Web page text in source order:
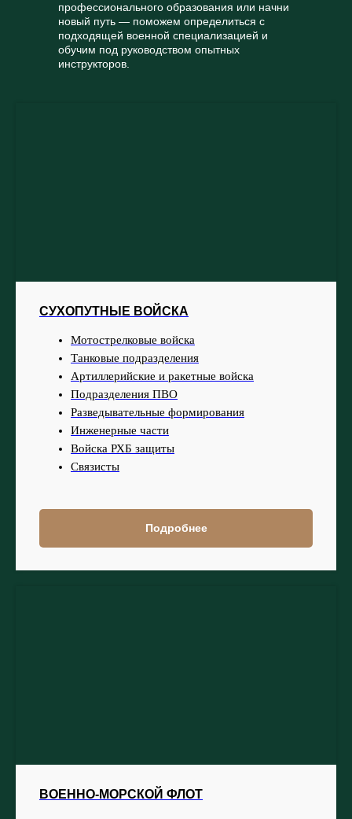
профессионального образования или начни
новый путь — поможем определиться с
подходящей военной специализацией и
обучим под руководством опытных
инструкторов.
СУХОПУТНЫЕ ВОЙСКА
Мотострелковые войска
Танковые подразделения
Артиллерийские и ракетные войска
Подразделения ПВО
Разведывательные формирования
Инженерные части
Войска РХБ защиты
Связисты
Подробнее
ВОЕННО-МОРСКОЙ ФЛОТ